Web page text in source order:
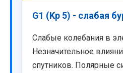
G1 (Kp 5) - слабая
Слабые колебания в
Незначительное
спутников. Полярные